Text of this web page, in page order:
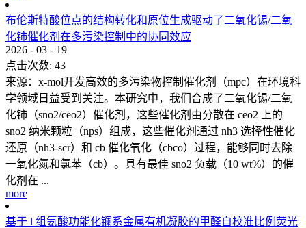
布伦斯特酸位点的结构转化和原位生成驱动了二氧化锡/二氧
化铈催化剂在多污染控制中的协同效应
2026 - 03 - 19
点击次数: 43
来源：x-mol开发高效的多污染物控制催化剂（mpc）在环境科
学领域日益受到关注。本研究中，我们合成了二氧化锡/二氧
化铈（sno2/ceo2）催化剂，这些催化剂由分散在 ceo2 上的
sno2 纳米颗粒（nps）组成，这些催化剂通过 nh3 选择性催化
还原（nh3-scr）和 cb 催化氧化（cbco）过程，能够同时去除
一氧化氮和氯苯（cb）。具有最佳 sno2 负载（10 wt%）的催
化剂在 ...
more
基于 l 组氨酸功能化镧系金属有机凝胶的甲醛自校准比例荧光